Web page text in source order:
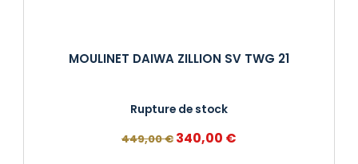
MOULINET DAIWA ZILLION SV TWG 21
Rupture de stock
449,00€ Le
340,00 €